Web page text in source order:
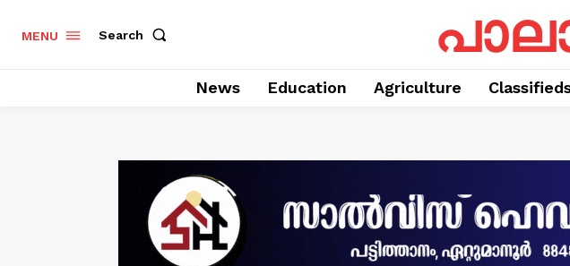
MENU Search
News Education Agriculture